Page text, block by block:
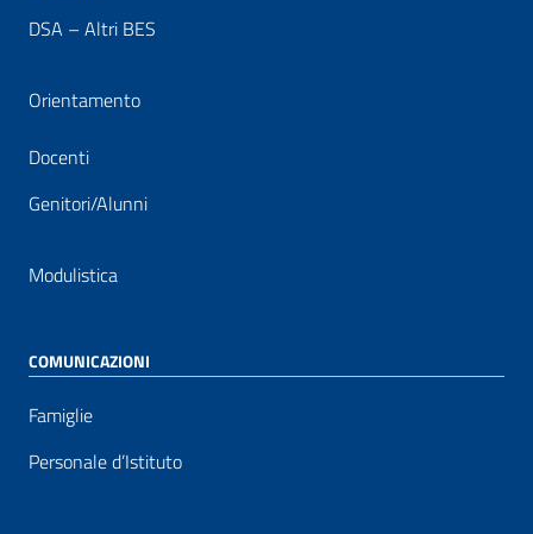
DSA – Altri BES
Orientamento
Docenti
Genitori/Alunni
Modulistica
COMUNICAZIONI
Famiglie
Personale d’Istituto